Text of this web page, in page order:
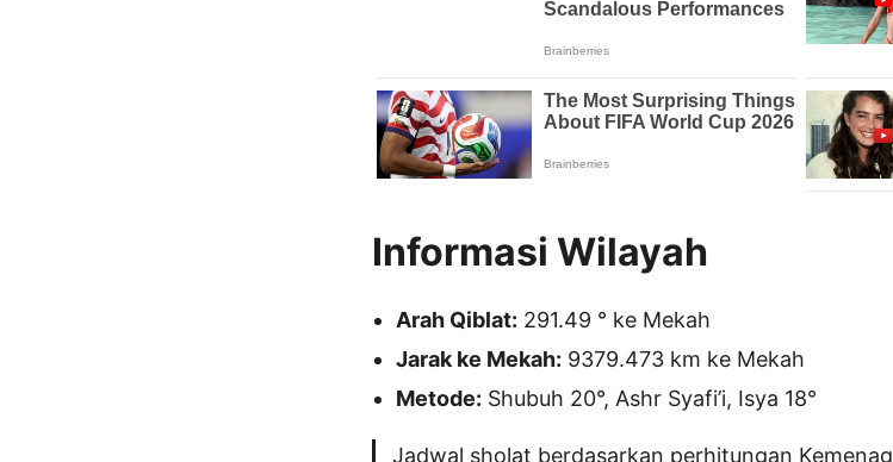
Informasi Wilayah
Arah Qiblat: 291.49 ° ke Mekah
Jarak ke Mekah: 9379.473 km ke Mekah
Metode: Shubuh 20°, Ashr Syafi’i, Isya 18°
Jadwal sholat berdasarkan perhitungan